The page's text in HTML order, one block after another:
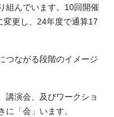
組んでいます。10回開催
変更し、24年度で通算17
つながる段階のイメージ
講演会、及びワークショ
に「会」います。